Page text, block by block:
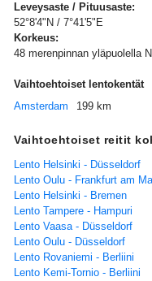
Leveysaste / Pituusaste:
52°8'4"N / 7°41'5"E
Korkeus:
48 merenpinnan yläpuolella
Vaihtoehtoiset lentokentät
Amsterdam
199 km
Vaihtoehtoiset reitit
Lento Helsinki - Düsseldorf
Lento Oulu - Frankfurt am
Lento Helsinki - Bremen
Lento Tampere - Hampuri
Lento Vaasa - Düsseldorf
Lento Oulu - Düsseldorf
Lento Rovaniemi - Berliini
Lento Kemi-Tornio - Berliini